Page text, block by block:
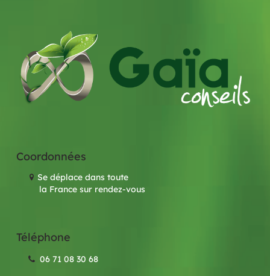
Coordonnées
Se déplace dans toute
la France sur rendez-vous
Téléphone
06 71 08 30 68